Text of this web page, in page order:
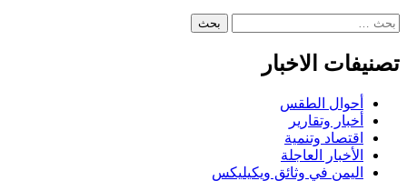
البحث
تصنيفات الاخبار
أحوال الطقس
أخبار وتقارير
اقتصاد وتنمية
الأخبار العاجلة
اليمن في وثائق ويكيليكس